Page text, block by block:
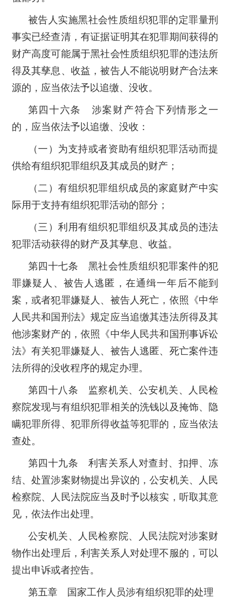
被告人实施黑社会性质组织犯罪的定罪量刑
事实已经查清，有证据证明其在犯罪期间获得的
财产高度可能属于黑社会性质组织犯罪的违法所
得及其孳息、收益，被告人不能说明财产合法来
源的，应当依法予以追缴、没收。
第四十六条 涉案财产符合下列情形之一
的，应当依法予以追缴、没收：
（一）为支持或者资助有组织犯罪活动而提
供给有组织犯罪组织及其成员的财产；
（二）有组织犯罪组织成员的家庭财产中实
际用于支持有组织犯罪活动的部分；
（三）利用有组织犯罪组织及其成员的违法
犯罪活动获得的财产及其孳息、收益。
第四十七条 黑社会性质组织犯罪案件的犯
罪嫌疑人、被告人逃匿，在通缉一年后不能到
案，或者犯罪嫌疑人、被告人死亡，依照《中华
人民共和国刑法》规定应当追缴其违法所得及其
他涉案财产的，依照《中华人民共和国刑事诉讼
法》有关犯罪嫌疑人、被告人逃匿、死亡案件违
法所得的没收程序的规定办理。
第四十八条 监察机关、公安机关、人民检
察院发现与有组织犯罪相关的洗钱以及掩饰、隐
瞒犯罪所得、犯罪所得收益等犯罪的，应当依法
查处。
第四十九条 利害关系人对查封、扣押、冻
结、处置涉案财物提出异议的，公安机关、人民
检察院、人民法院应当及时予以核实，听取其意
见，依法作出处理。
公安机关、人民检察院、人民法院对涉案财
物作出处理后，利害关系人对处理不服的，可以
提出申诉或者控告。
第五章 国家工作人员涉有组织犯罪的处理